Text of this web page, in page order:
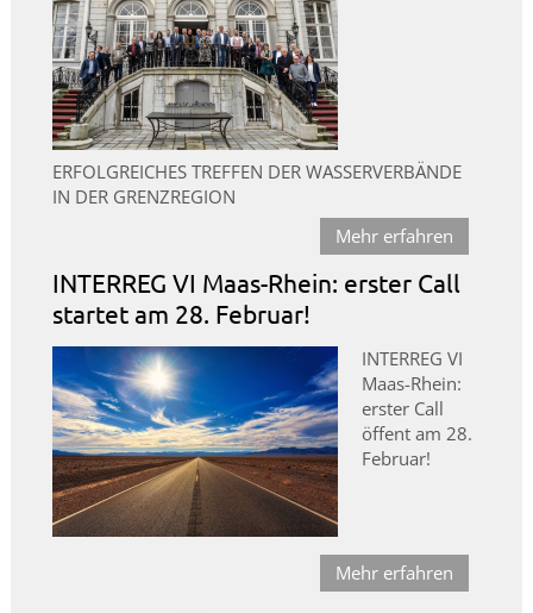
ERFOLGREICHES TREFFEN DER WASSERVERBÄNDE
IN DER GRENZREGION
Mehr erfahren
INTERREG VI Maas-Rhein: erster Call
startet am 28. Februar!
INTERREG VI
Maas-Rhein:
erster Call
öffent am 28.
Februar!
Mehr erfahren